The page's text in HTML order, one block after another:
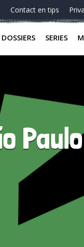
Contact en tips
DOSSIERS SERIES
Paulo